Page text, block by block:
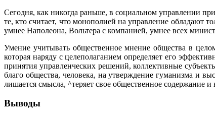
Сегодня, как никогда раньше, в социальном управлении
те, кто считает, что монополией на управление обладают
умнее Наполеона, Вольтера с компанией, умнее всех
Умение учитывать общественное мнение общества в
которая наряду с целеполаганием определяет его
принятия управленческих решений, коллективные
благо общества, человека, на утверждение гуманизма и
лишается смысла, ^теряет свое общественное содержание
Выводы